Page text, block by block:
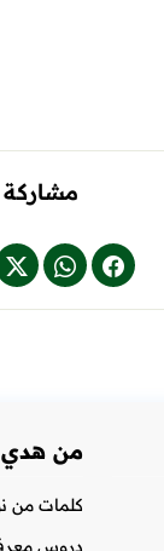
مشاركة
من هدي
كلمات من
دروس